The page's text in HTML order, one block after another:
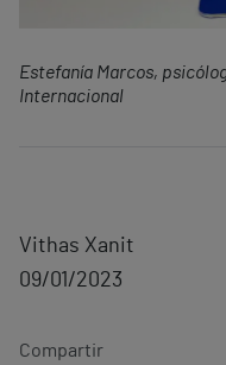
Estefanía Marcos,
Internacional
Vithas Xanit
09/01/2023
Compartir